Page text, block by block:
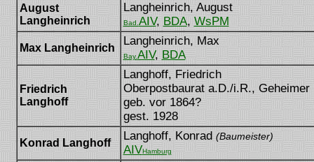
August
Langheinrich
Langheinrich, August
Bad. AIV, BDA, WsPM
Max Langheinrich
Langheinrich, Max
Bay.AIV,BDA
Friedrich
Langhoff
Langhoff, Friedrich
Oberpostbaurat a.D./i.R.,
geb. vor 1864?
gest. 1928
Konrad Langhoff
Langhoff, Konrad (Baumeister)
AIVHamburg